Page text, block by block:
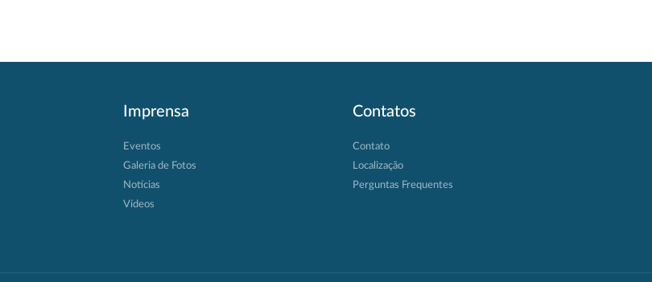
Imprensa
Eventos
Galeria de Fotos
Notícias
Vídeos
Contatos
Contato
Localização
Perguntas Frequentes